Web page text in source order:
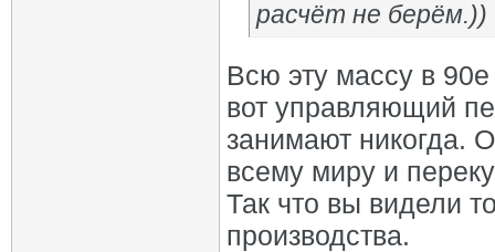
расчёт не берём.))
Всю эту массу в
вот управляющий
занимают никогда.
всему миру и
Так что вы видели
производства.